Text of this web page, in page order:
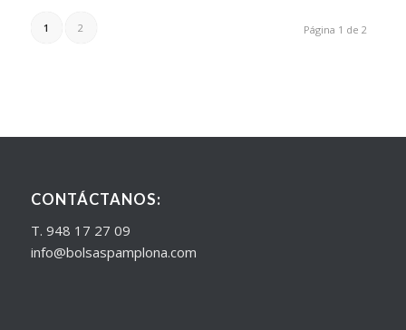
Página 1 de 2
1 2
CONTÁCTANOS:
T. 948 17 27 09
info@bolsaspamplona.com